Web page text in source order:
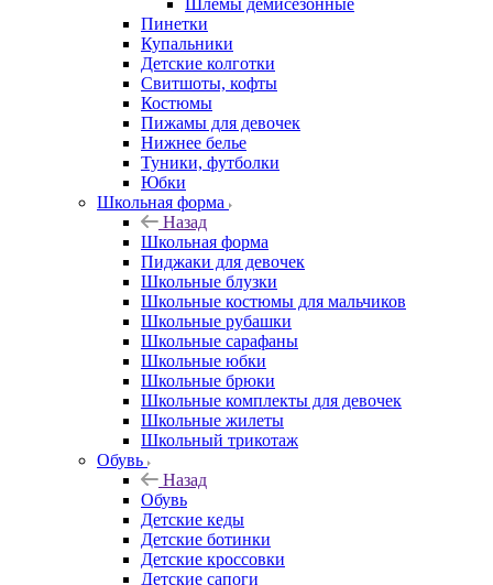
Шлемы демисезонные
Пинетки
Купальники
Детские колготки
Свитшоты, кофты
Костюмы
Пижамы для девочек
Нижнее белье
Туники, футболки
Юбки
Школьная форма
Назад
Школьная форма
Пиджаки для девочек
Школьные блузки
Школьные костюмы для мальчиков
Школьные рубашки
Школьные сарафаны
Школьные юбки
Школьные брюки
Школьные комплекты для девочек
Школьные жилеты
Школьный трикотаж
Обувь
Назад
Обувь
Детские кеды
Детские ботинки
Детские кроссовки
Детские сапоги